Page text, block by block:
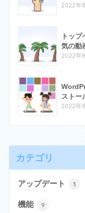
2022年
トッ
気の動
2022年
ストー
2022年
カテゴリ
アップデート 3
機能 9